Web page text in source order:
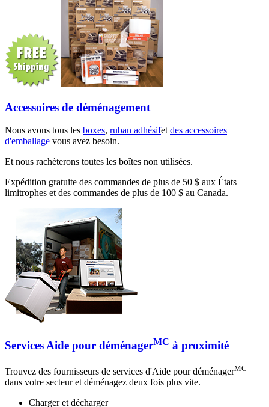
Accessoires de déménagement
Nous avons tous les boxes, ruban adhésifetdes accessoires
d'emballage vous avez besoin.
Et nous rachèterons toutes les boîtes non utilisées.
Expédition gratuite des commandes de plus de 50 $ aux États
limitrophes et des commandes de plus de 100 $ au Canada.
Services Aide pour déménagerMC à proximité
Trouvez des fournisseurs de services d'Aide pour déménagerMC
dans votre secteur et déménagez deux fois plus vite.
Charger et décharger